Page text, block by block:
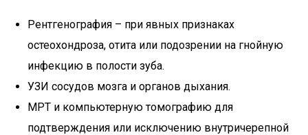
Рентгенография – при явных признаках
остеохондроза, отита или подозрении на гнойную
инфекцию в полости зуба.
УЗИ сосудов мозга и органов дыхания.
МРТ и компьютерную томографию для
подтверждения или исключению внутричерепной